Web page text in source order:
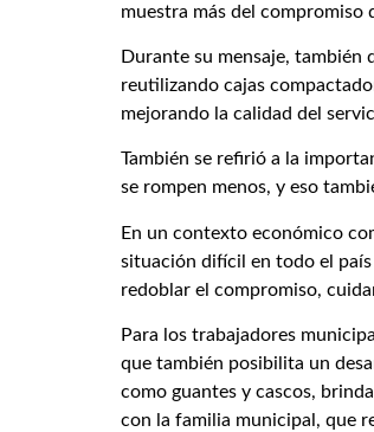
muestra más del compromiso
Durante su mensaje,
reutilizando cajas
mejorando la calidad del
También se refirió a la
se rompen menos, y eso
En un contexto económico
situación difícil en todo el
redoblar el compromiso,
Para los trabajadores
que también posibilita un
como guantes y cascos,
con la familia municipal, que